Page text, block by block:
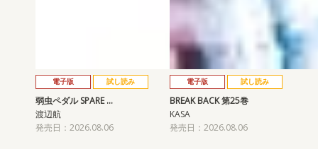
電子版 試し読み
弱虫ペダル SPARE …
渡辺航
発売日：2026.08.06
電子版 試し読み
BREAK BACK 第25巻
KASA
発売日：2026.08.06